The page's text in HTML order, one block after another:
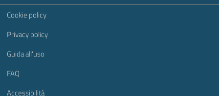
Sezione Link Utili
Cookie policy
Privacy policy
Guida all'uso
FAQ
Accessibilità